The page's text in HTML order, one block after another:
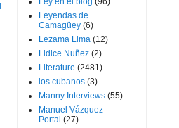
Leyendas de
Camagüey (6)
Lezama Lima (12)
Lidice Nuñez (2)
Literature (2481)
los cubanos (3)
Manny Interviews (55)
Manuel Vázquez
Portal (27)